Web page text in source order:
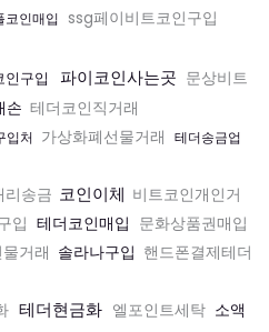
코인매입 ssg페이비트코인구입
인구입 파이코인사는곳 문상비트
손 테더코인직거래
처 가상화폐선물거래 테더송금업
리송금 코인이체 비트코인개인거
입 테더코인매입 문화상품권매입
거래 솔라나구입 핸드폰결제테더
테더현금화 엘포인트세탁 소액